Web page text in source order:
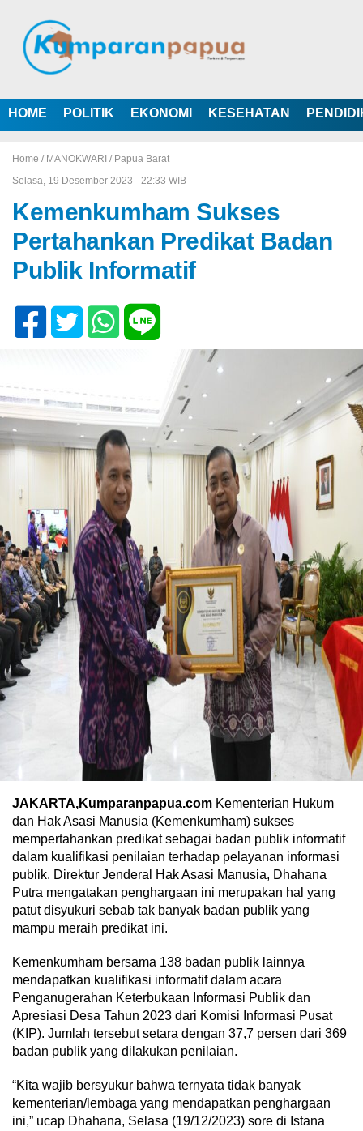
HOME POLITIK EKONOMI KESEHATAN
Home / MANOKWARI / Papua Barat
Selasa, 19 Desember 2023 - 22:33 WIB
Kemenkumham Sukses
Pertahankan Predikat Badan
Publik Informatif
JAKARTA,Kumparanpapua.com Kementerian Hukum
dan Hak Asasi Manusia (Kemenkumham) sukses
mempertahankan predikat sebagai badan publik informatif
dalam kualifikasi penilaian terhadap pelayanan informasi
publik. Direktur Jenderal Hak Asasi Manusia, Dhahana
Putra mengatakan penghargaan ini merupakan hal yang
patut disyukuri sebab tak banyak badan publik yang
mampu meraih predikat ini.
Kemenkumham bersama 138 badan publik lainnya
mendapatkan kualifikasi informatif dalam acara
Penganugerahan Keterbukaan Informasi Publik dan
Apresiasi Desa Tahun 2023 dari Komisi Informasi Pusat
(KIP). Jumlah tersebut setara dengan 37,7 persen dari 369
badan publik yang dilakukan penilaian.
“Kita wajib bersyukur bahwa ternyata tidak banyak
kementerian/lembaga yang mendapatkan penghargaan
ini,” ucap Dhahana, Selasa (19/12/2023) sore di Istana